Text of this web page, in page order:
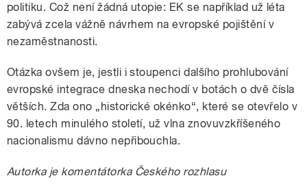
politiku. Což není žádná utopie: EK se například už léta
zabývá zcela vážně návrhem na evropské pojištění v
nezaměstnanosti.
Otázka ovšem je, jestli i stoupenci dalšího prohlubování
evropské integrace dneska nechodí v botách o dvě čísla
větších. Zda ono „historické okénko“, které se otevřelo v
90. letech minulého století, už vlna znovuvzkříšeného
nacionalismu dávno nepřibouchla.
Autorka je komentátorka Českého rozhlasu